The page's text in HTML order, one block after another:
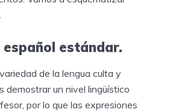
estándar.
de la lengua culta y
demostrar un nivel lingüístico
por lo que las expresiones